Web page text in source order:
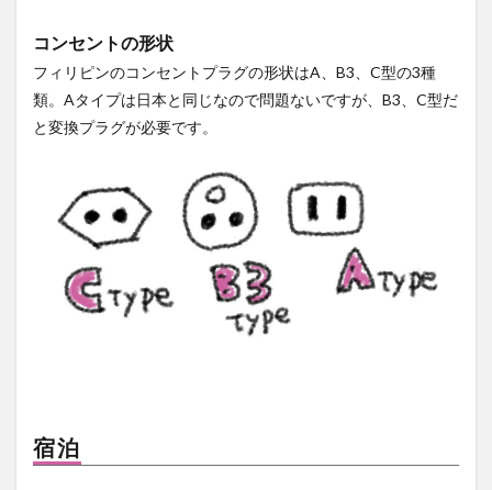
コンセントの形状
フィリピンのコンセントプラグの形状はA、B3、C型の3種
類。Aタイプは日本と同じなので問題ないですが、B3、C型だ
と変換プラグが必要です。
宿泊